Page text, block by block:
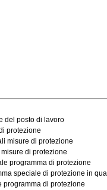
del posto di lavoro
protezione
misure di protezione
di protezione
programma di protezione
speciale di protezione in
programma di protezione